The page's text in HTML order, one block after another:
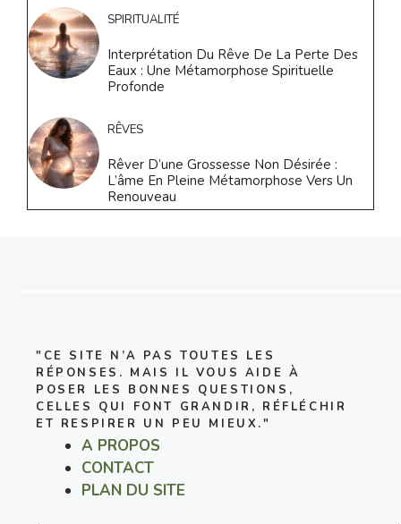
SPIRITUALITÉ
Interprétation Du Rêve De La Perte Des
Eaux : Une Métamorphose Spirituelle
Profonde
RÊVES
Rêver D’une Grossesse Non Désirée :
L’âme En Pleine Métamorphose Vers Un
Renouveau
"CE SITE N’A PAS TOUTES LES
RÉPONSES. MAIS IL VOUS AIDE À
POSER LES BONNES QUESTIONS,
CELLES QUI FONT GRANDIR, RÉFLÉCHIR
ET RESPIRER UN PEU MIEUX."
A PROPOS
CONTACT
PLAN DU SITE